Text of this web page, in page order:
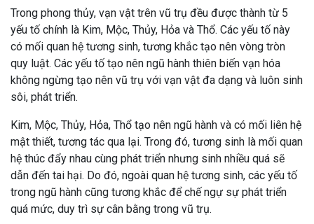
Trong phong thủy, vạn vật trên vũ trụ đều được thành từ 5
yếu tố chính là Kim, Mộc, Thủy, Hỏa và Thổ. Các yếu tố này
có mối quan hệ tương sinh, tương khắc tạo nên vòng tròn
quy luật. Các yếu tố tạo nên ngũ hành thiên biến vạn hóa
không ngừng tạo nên vũ trụ với vạn vật đa dạng và luôn sinh
sôi, phát triển.
Kim, Mộc, Thủy, Hỏa, Thổ tạo nên ngũ hành và có mối liên hệ
mật thiết, tương tác qua lại. Trong đó, tương sinh là mối quan
hệ thúc đẩy nhau cùng phát triển nhưng sinh nhiều quá sẽ
dẫn đến tai hại. Do đó, ngoài quan hệ tương sinh, các yếu tố
trong ngũ hành cũng tương khắc để chế ngự sự phát triển
quá mức, duy trì sự cân bằng trong vũ trụ.